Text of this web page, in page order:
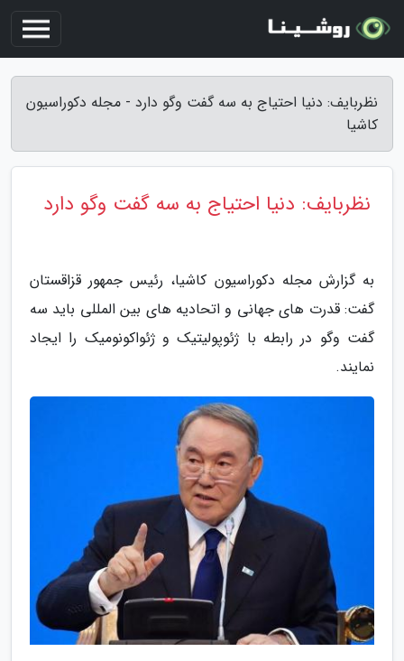
نظربایف: دنیا احتیاج به سه گفت وگو دارد - مجله دکوراسیون
کاشیا
نظربایف: دنیا احتیاج به سه گفت وگو دارد
به گزارش مجله دکوراسیون کاشیا، رئیس جمهور قزاقستان
گفت: قدرت های جهانی و اتحادیه های بین المللی باید سه
گفت وگو در رابطه با ژئوپولیتیک و ژئواکونومیک را ایجاد
نمایند.